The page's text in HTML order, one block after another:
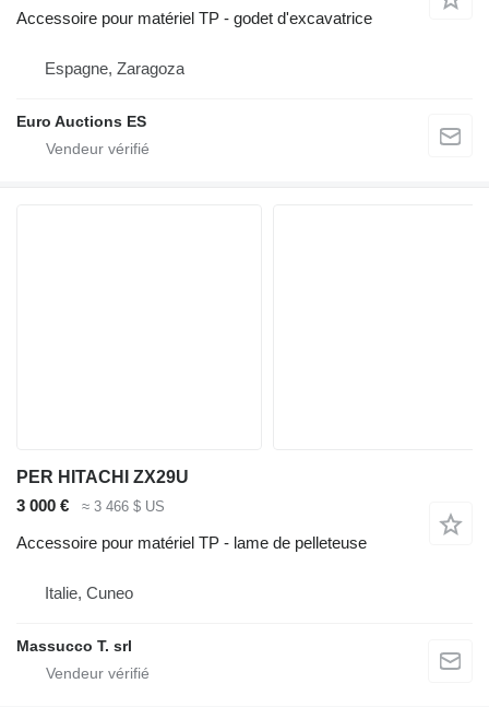
Accessoire pour matériel TP - godet d'excavatrice
Espagne, Zaragoza
Euro Auctions ES
PER HITACHI ZX29U
3 000 €
≈ 3 466 $ US
Accessoire pour matériel TP - lame de pelleteuse
Italie, Cuneo
Massucco T. srl